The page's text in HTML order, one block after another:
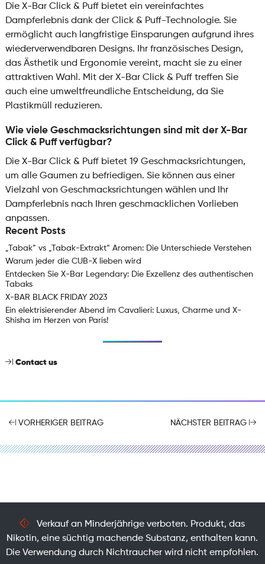
Die X-Bar Click & Puff bietet ein vereinfachtes
Dampferlebnis dank der Click & Puff-Technologie. Sie
ermöglicht auch langfristige Einsparungen aufgrund ihres
wiederverwendbaren Designs. Ihr französisches Design,
das Ästhetik und Ergonomie vereint, macht sie zu einer
attraktiven Wahl. Mit der X-Bar Click & Puff treffen Sie
auch eine umweltfreundliche Entscheidung, da Sie
Plastikmüll reduzieren.
Wie viele Geschmacksrichtungen sind mit der X-Bar
Click & Puff verfügbar?
Die X-Bar Click & Puff bietet 19 Geschmacksrichtungen,
um alle Gaumen zu befriedigen. Sie können aus einer
Vielzahl von Geschmacksrichtungen wählen und Ihr
Dampferlebnis nach Ihren geschmacklichen Vorlieben
anpassen.
Recent Posts
„Tabak“ vs „Tabak-Extrakt“ Aromen: Die Unterschiede Verstehen
Warum jeder die CUB-X lieben wird
Entdecken Sie X-Bar Legendary: Die Exzellenz des authentischen
Tabaks
X-BAR BLACK FRIDAY 2023
Ein elektrisierender Abend im Cavalieri: Luxus, Charme und X-
Shisha im Herzen von Paris!
Contact us
VORHERIGER BEITRAG NÄCHSTER BEITRAG
Verkauf an Minderjährige verboten. Produkt, das
Nikotin, eine süchtig machende Substanz, enthalten kann.
Die Verwendung durch Nichtraucher wird nicht empfohlen.